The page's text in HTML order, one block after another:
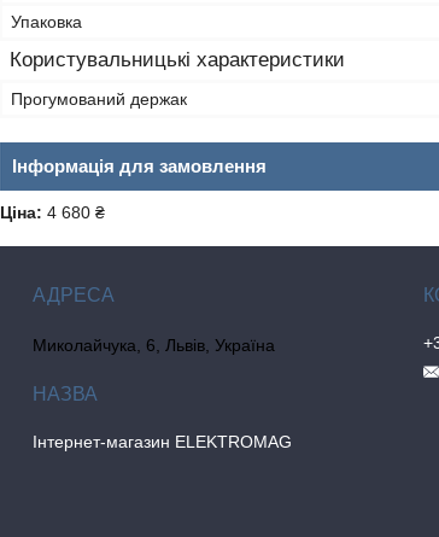
Упаковка
Користувальницькі характеристики
Прогумований держак
Інформація для замовлення
Ціна: 4 680 ₴
Миколайчука, 6, Львів, Україна
Інтернет-магазин ELEKTROMAG